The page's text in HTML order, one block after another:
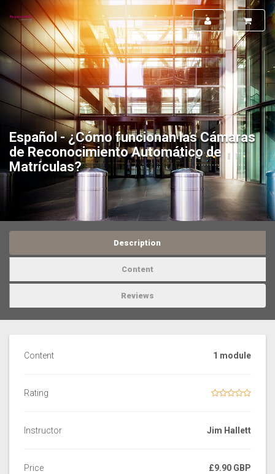
Español - ¿Cómo funcionan las Cámaras
de Reconocimiento Automático de
Matrículas?
Description
Content
Reviews
Content 1 module
Rating
Instructor Jim Hallett
Price £9.90 GBP